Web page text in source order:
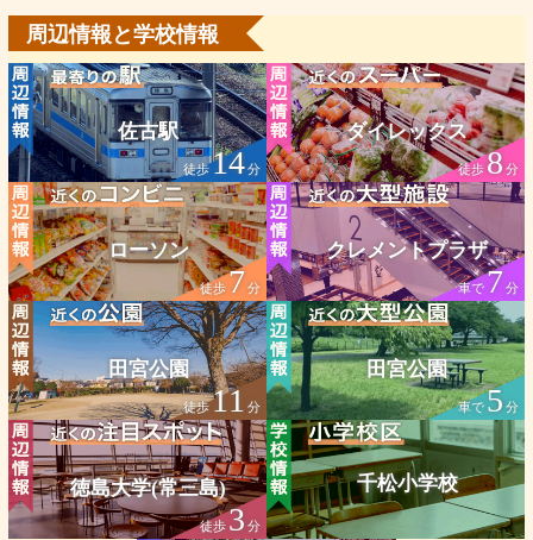
周辺情報と学校情報
佐古駅
徒歩14分
ダイレックス
徒歩8分
ローソン
徒歩7分
クレメントプラザ
車で7分
田宮公園
徒歩11 分
田宮公園
車で5 分
徳島大学(常三島)
徒歩3 分
千松小学校